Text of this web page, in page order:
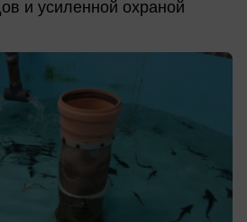
и усиленной охраной